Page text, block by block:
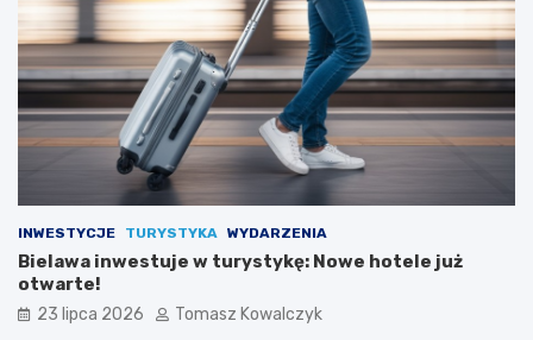
INWESTYCJE TURYSTYKA WYDARZENIA
Bielawa inwestuje w turystykę: Nowe hotele już
otwarte!
23 lipca 2026 Tomasz Kowalczyk